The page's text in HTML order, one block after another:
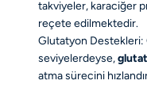
takviyeler, karaciğer
reçete edilmektedir.
Glutatyon Destekleri:
seviyelerdeyse,
atma sürecini